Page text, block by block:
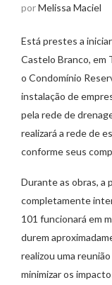
porMelissa Maciel
Está prestes a
Castelo Branco, em
o Condomínio
instalação de
pela rede de
realizará a rede de
conforme seus
Durante as obras, a
completamente
101 funcionará em
durem
realizou uma
minimizar os